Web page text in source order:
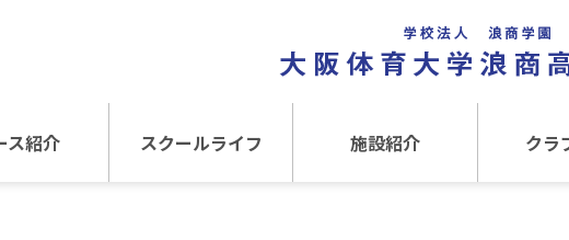
ス紹介 スクールライフ 施設紹介 クラ